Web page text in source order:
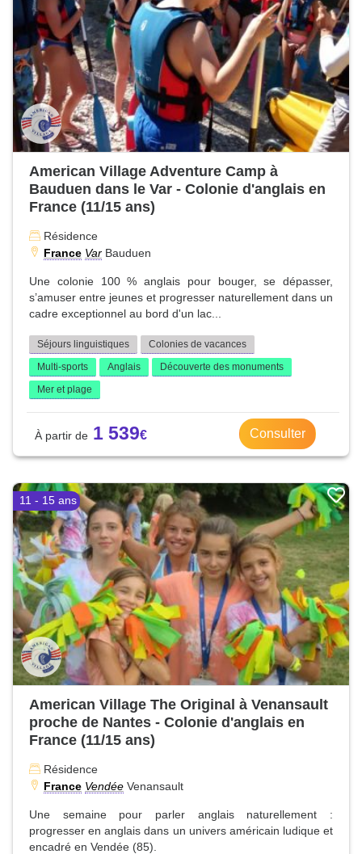
American Village Adventure Camp à
Bauduen dans le Var - Colonie d'anglais en
France (11/15 ans)
Résidence
France Var Bauduen
Une colonie 100 % anglais pour bouger, se dépasser,
s’amuser entre jeunes et progresser naturellement dans un
cadre exceptionnel au bord d'un lac...
Séjours linguistiques
Colonies de vacances
Multi-sports
Anglais
Découverte des monuments
Mer et plage
1 539 Consulter
11 - 15 ans
American Village The Original à Venansault
proche de Nantes - Colonie d'anglais en
France (11/15 ans)
Résidence
France Vendée Venansault
Une semaine pour parler anglais naturellement :
progresser en anglais dans un univers américain ludique et
encadré en Vendée (85).